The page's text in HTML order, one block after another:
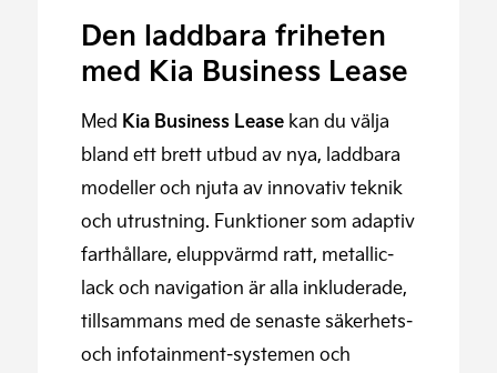
Den laddbara friheten
med Kia Business Lease
Med Kia Business Leasekan du välja
bland ett brett utbud av nya, laddbara
modeller och njuta av innovativ teknik
och utrustning. Funktioner som adaptiv
farthållare, eluppvärmd ratt, metallic-
lack och navigation är alla inkluderade,
tillsammans med de senaste säkerhets-
och infotainment-systemen och